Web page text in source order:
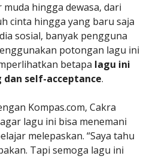
hingga dewasa, dari
cinta hingga yang baru saja
sosial, banyak pengguna
potongan lagu ini
betapa lagu ini
self-acceptance.
Kompas.com, Cakra
lagu ini bisa menemani
melepaskan. “Saya tahu
Tapi semoga lagu ini